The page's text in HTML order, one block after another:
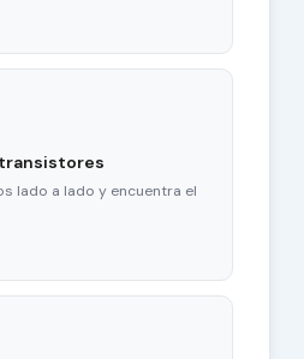
lado a lado y encuentra el